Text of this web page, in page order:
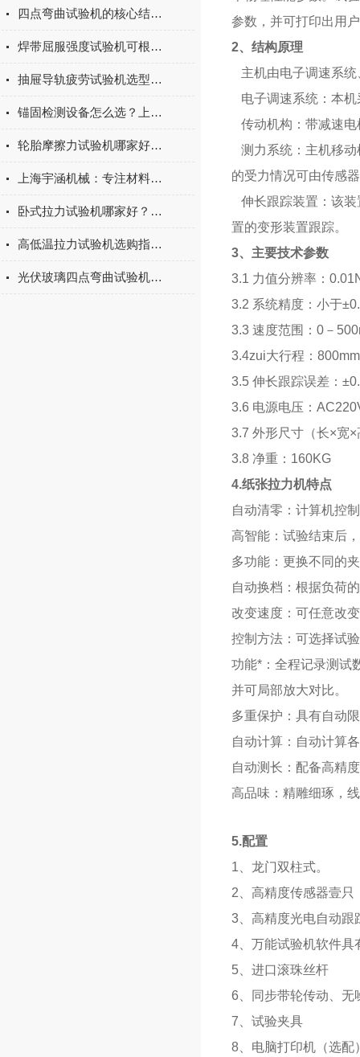
四点弯曲试验机的核心结构与工作原理特点
焊带屈服强度试验机可根据不同标准和试验需求调整试验条件
抽屉导轨疲劳试验机选型指南：如何量化评估家具五金的耐用性
锚固检测设备怎么选？上海宇涵膨胀螺丝拉拔试验机品牌评测
轮胎摩擦力试验机哪家好？上海宇涵试验机综合评测
上海宇涵机械：专注材料力学检测，电池片拉力试验机助力光伏品质管控
卧式拉力试验机哪家好？2026年国产实力厂家实测推荐
高低温拉力试验机选购指南：聚焦上海宇涵的技术实力与可靠方案
光伏玻璃四点弯曲试验机的重要性
参数，并可打印出用
2、 结构原理
主机由电子调速系统
电子调速系统：本机
传动机构：带减速电
测力系统：主机移动
的受力情况可由传感
伸长跟踪装置：该装
置的变形装置跟踪。
3、主要技术参数
3.1 力值分辨率：
3.2 系统精度：小于
3.3 速度范围：0－
3.4zui大行程：800mm
3.5 伸长跟踪误差：
3.6 电源电压：
3.7 外形尺寸（长×宽
3.8 净重：160KG
4.纸张拉力机特点
自动清零：计算机控
高智能：试验结束后
多功能：更换不同的
自动换档：根据负荷
改变速度：可任意改
控制方法：可选择试
功能*：全程记录测试
并可局部放大对比。
多重保护：具有自动
自动计算：自动计算
自动测长：配备高精
高品味：精雕细琢，
5.配置
1、龙门双柱式。
2、高精度传感器壹只
3、高精度光电自动跟
4、万能试验机软件具
5、进口滚珠丝杆
6、同步带轮传动、无
7、试验夹具
8、电脑打印机（选配